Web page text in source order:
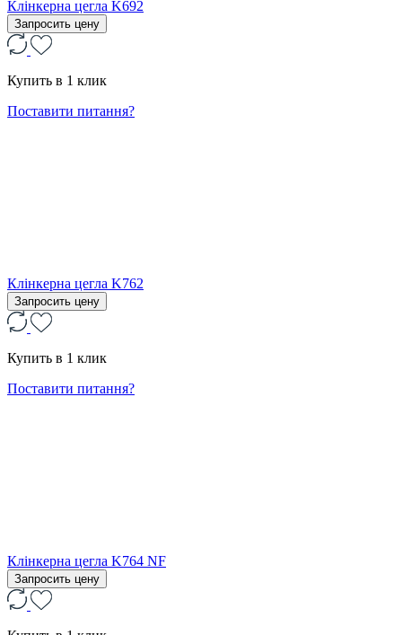
Клінкерна цегла K692
Запросить цену
Купить в 1 клик
Поставити питання?
Клінкерна цегла K762
Запросить цену
Купить в 1 клик
Поставити питання?
Клінкерна цегла K764 NF
Запросить цену